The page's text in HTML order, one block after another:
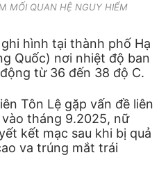
MỐI QUAN HỆ NGUY HIỂM
hình tại thành phố Hạ
Quốc) nơi nhiệt độ ban
từ 36 đến 38 độ C.
Tôn Lệ gặp vấn đề liên
tháng 9.2025, nữ
kết mạc sau khi bị quả
va trúng mắt trái